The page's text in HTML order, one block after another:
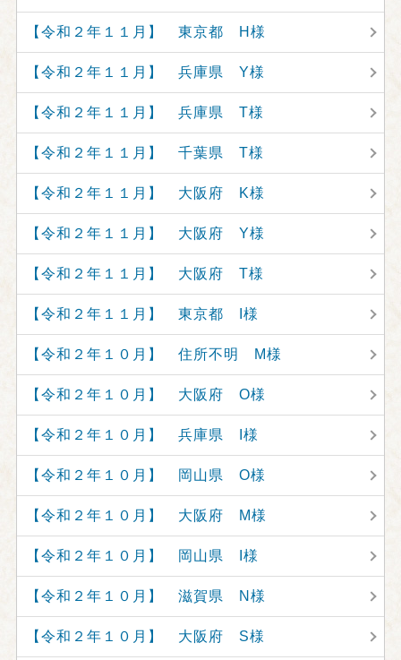
【令和２年１１月】 東京都 H様
【令和２年１１月】 兵庫県 Y様
【令和２年１１月】 兵庫県 T様
【令和２年１１月】 千葉県 T様
【令和２年１１月】 大阪府 K様
【令和２年１１月】 大阪府 Y様
【令和２年１１月】 大阪府 T様
【令和２年１１月】 東京都 I様
【令和２年１０月】 住所不明 M様
【令和２年１０月】 大阪府 O様
【令和２年１０月】 兵庫県 I様
【令和２年１０月】 岡山県 O様
【令和２年１０月】 大阪府 M様
【令和２年１０月】 岡山県 I様
【令和２年１０月】 滋賀県 N様
【令和２年１０月】 大阪府 S様